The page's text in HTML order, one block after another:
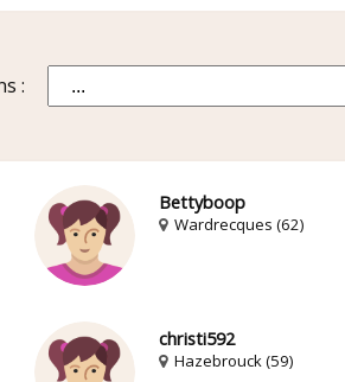
:
Bettyboop
Wardrecques (62)
christi592
Hazebrouck (59)